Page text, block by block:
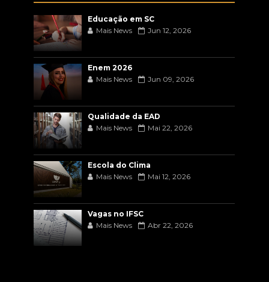
Educação em SC
Mais News
Jun 12, 2026
Enem 2026
Mais News
Jun 09, 2026
Qualidade da EAD
Mais News
Mai 22, 2026
Escola do Clima
Mais News
Mai 12, 2026
Vagas no IFSC
Mais News
Abr 22, 2026